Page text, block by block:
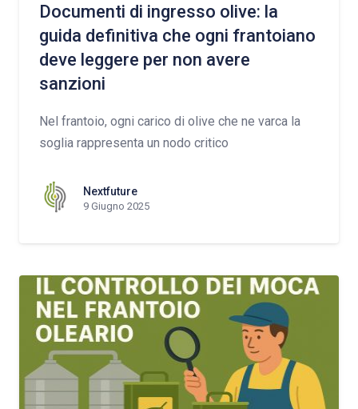
Documenti di ingresso olive: la
guida definitiva che ogni frantoiano
deve leggere per non avere
sanzioni
Nel frantoio, ogni carico di olive che ne varca la
soglia rappresenta un nodo critico
Nextfuture
9 Giugno 2025